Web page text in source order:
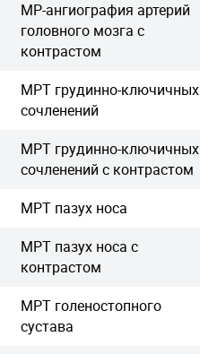
МР-ангиография артерий
головного мозга с
контрастом
МРТ грудинно-ключичных
сочленений
МРТ грудинно-ключичных
сочленений с контрастом
МРТ пазух носа
МРТ пазух носа с
контрастом
МРТ голеностопного
сустава